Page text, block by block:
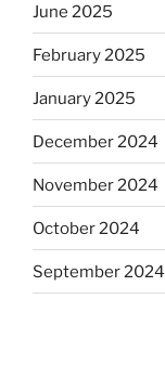
June 2025
February 2025
January 2025
December 2024
November 2024
October 2024
September 2024